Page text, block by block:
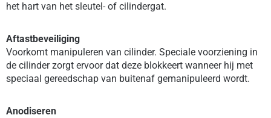
het hart van het sleutel- of cilindergat.
Aftastbeveiliging
Voorkomt manipuleren van cilinder. Speciale voorziening in
de cilinder zorgt ervoor dat deze blokkeert wanneer hij met
speciaal gereedschap van buitenaf gemanipuleerd wordt.
Anodiseren